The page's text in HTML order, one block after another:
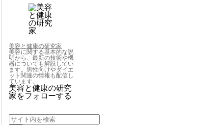
美容と健康の研究家
美容に関する基本的な説
明から、最新の技術や機
器についても解説してい
ます。男性向けやダイエ
ット関連の情報も配信し
ています。
美容と健康の研究
家をフォローする